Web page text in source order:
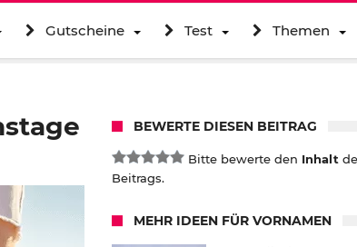
Gutscheine Test Themen
BEWERTE DIESEN BEITRAG
Bitte bewerte den Inhalt
Beitrags.
MEHR IDEEN FÜR VORNAMEN